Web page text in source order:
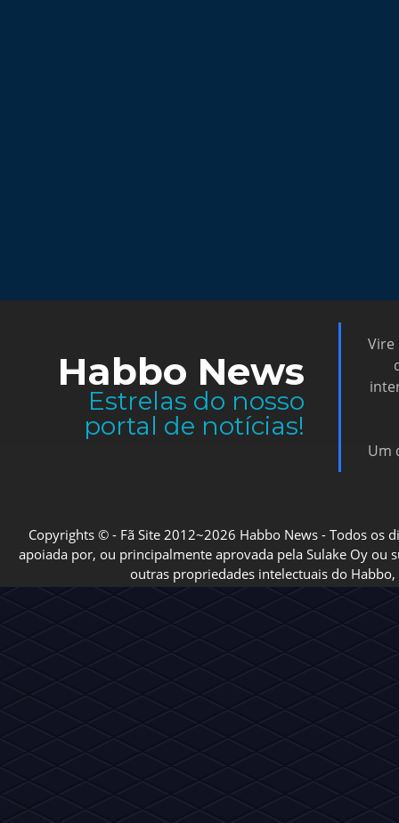
Habbo News
Estrelas do nosso
portal de notícias!
Vire
Um
Copyrights © - Fã Site 2012~2026 Habbo News - Todos os
apoiada por, ou principalmente aprovada pela Sulake Oy ou
outras propriedades intelectuais do